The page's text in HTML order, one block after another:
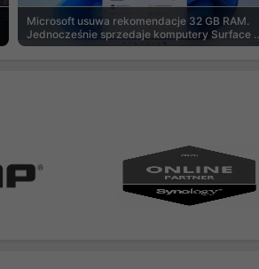
Microsoft usuwa rekomendacje 32 GB RAM.
Jednocześnie sprzedaje komputery Surface z
8 GB